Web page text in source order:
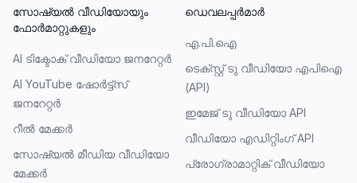
സോഷ്യൽ വീഡിയോയും
ഫോർമാറ്റുകളും
AI ടിക്ടോക് വീഡിയോ ജനറേറ്റർ
AI YouTube ഷോർട്ട്സ്
ജനറേറ്റർ
റീൽ മേക്കർ
സോഷ്യൽ മീഡിയ വീഡിയോ
മേക്കർ
ഡെവലപ്പർമാർ
എ.പി.ഐ
ടെക്സ്റ്റ് ടു വീഡിയോ എപിഐ
(API)
ഇമേജ് ടു വീഡിയോ API
വീഡിയോ എഡിറ്റിംഗ് API
പ്രോഗ്രാമാറ്റിക് വീഡിയോ